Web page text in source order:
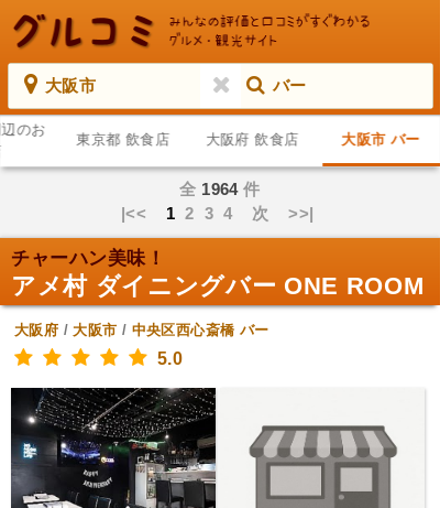
大阪市 バー
のお
東京都 飲食店 大阪府 飲食店 大阪市 バー
全 1964件
|<< 12 3 4 次 >>|
チャーハン美味！
アメ村 ダイニングバー ONE ROOM
大阪府 /大阪市 / 中央区西心斎橋 バー
5.0